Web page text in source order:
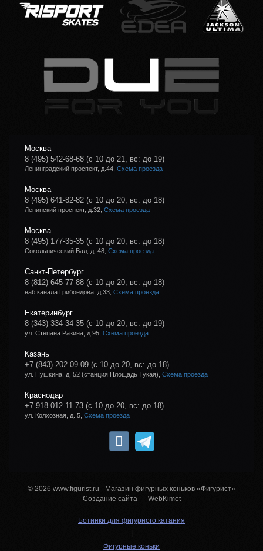
Москва
8 (495) 542-68-68 (с 10 до 21, вс: до 19)
Ленинградский проспект, д.44, Схема проезда
Москва
8 (495) 641-82-82 (с 10 до 20, вс: до 18)
Ленинский проспект, д.32, Схема проезда
Москва
8 (495) 177-35-35 (с 10 до 20, вс: до 18)
Сокольнический Вал, д. 48, Схема проезда
Санкт-Петербург
8 (812) 645-77-88 (с 10 до 20, вс: до 18)
наб.канала Грибоедова, д.33, Схема проезда
Екатеринбург
8 (343) 334-34-35 (с 10 до 20, вс: до 19)
ул. Степана Разина, д.95, Схема проезда
Казань
+7 (843) 202-09-09 (с 10 до 20, вс: до 18)
ул. Пушкина, д. 52 (станция Площадь Тукая), Схема проезда
Краснодар
+7 918 012-11-73 (с 10 до 20, вс: до 18)
ул. Колхозная, д. 5, Схема проезда
© 2026 www.figurist.ru - Магазин фигурных коньков «Фигурист»
Создание сайта— WebKimet
Ботинки для фигурного катания
|
Фигурные коньки